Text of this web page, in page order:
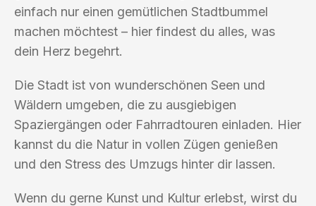
einfach nur einen gemütlichen Stadtbummel
machen möchtest – hier findest du alles, was
dein Herz begehrt.
Die Stadt ist von wunderschönen Seen und
Wäldern umgeben, die zu ausgiebigen
Spaziergängen oder Fahrradtouren einladen. Hier
kannst du die Natur in vollen Zügen genießen
und den Stress des Umzugs hinter dir lassen.
Wenn du gerne Kunst und Kultur erlebst, wirst du